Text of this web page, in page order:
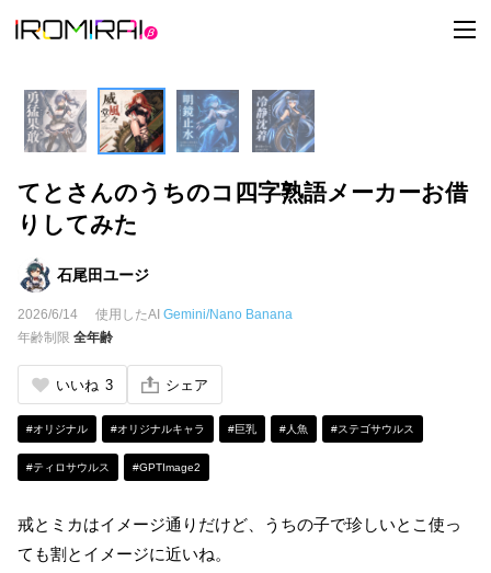
t
o
g
a
てとさんのうちのコ四字熟語メーカーお借
りしてみた
石尾田ユージ
2026/6/14 使用したAI Gemini/Nano Banana
年齢制限 全年齢
いいね 3 シェア
#オリジナル #オリジナルキャラ #巨乳 #人魚 #ステゴサウルス
#ティロサウルス #GPTImage2
戒とミカはイメージ通りだけど、うちの子で珍しいとこ使っ
ても割とイメージに近いね。